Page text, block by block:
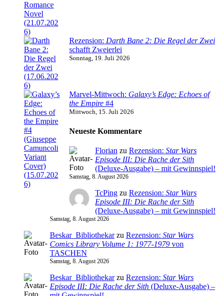
Rezension: Darth Bane 2: Die Regel der Zwei
schafft Zweierlei
Sonntag, 19. Juli 2026
Marvel-Mittwoch: Galaxy’s Edge: Echoes of
the Empire #4
Mittwoch, 15. Juli 2026
Neueste Kommentare
Florian zu Rezension: Star Wars
Episode III: Die Rache der Sith
(Deluxe-Ausgabe) – mit Gewinnspiel!
Samstag, 8. August 2026
TcPing zu Rezension: Star Wars
Episode III: Die Rache der Sith
(Deluxe-Ausgabe) – mit Gewinnspiel!
Samstag, 8. August 2026
Beskar_Bibliothekarzu Rezension: Star Wars
Comics Library Volume 1: 1977-1979 von
TASCHEN
Samstag, 8. August 2026
Beskar_Bibliothekarzu Rezension: Star Wars
Episode III: Die Rache der Sith (Deluxe-Ausgabe) –